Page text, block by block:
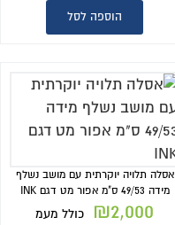
הוספה לסל
אסלה תלויה יוקרתית עם מושב נשלף
מידה 49/53 ס"מ אפור מט דגם INK
₪2,000 כולל מעמ